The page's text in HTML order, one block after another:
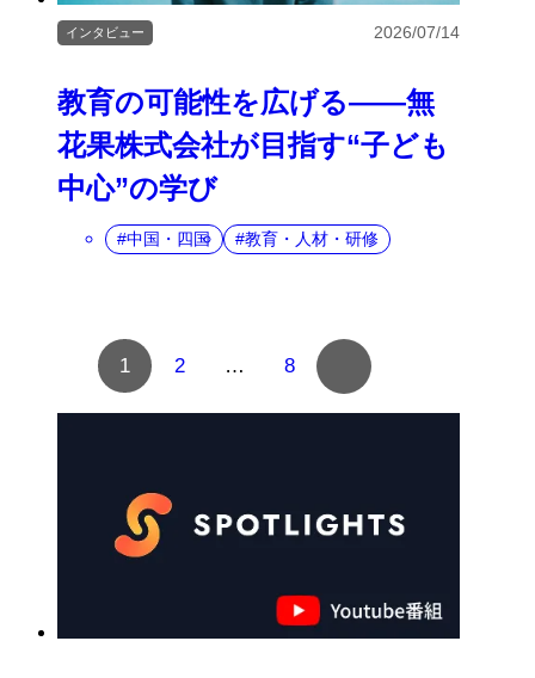
教育の可能性を広げる――無
花果株式会社が目指す“子ども
中心”の学び
インタビュー 2026/07/14
中国・四国 教育・人材・研修
1 2 … 8